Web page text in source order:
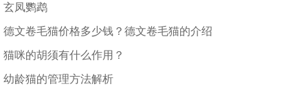
玄凤鹦鹉
德文卷毛猫价格多少钱？德文卷毛猫的介绍
猫咪的胡须有什么作用？
幼龄猫的管理方法解析